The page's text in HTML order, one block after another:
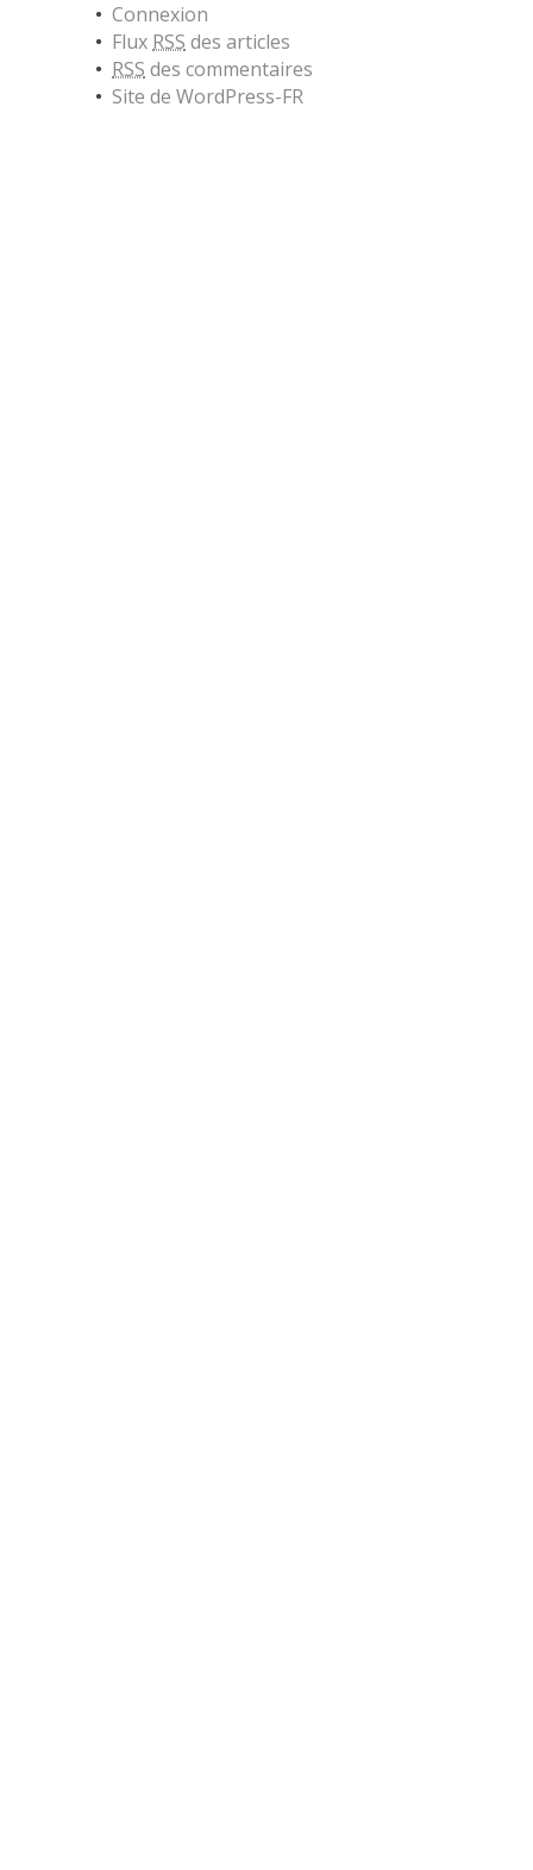
Connexion
Flux RSS des articles
RSS des commentaires
Site de WordPress-FR